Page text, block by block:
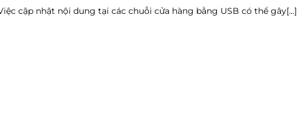
cập nhật nội dung tại các chuỗi cửa hàng bằng USB có thể gây[...]